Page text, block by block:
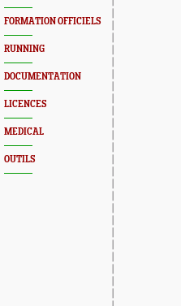
FORMATION OFFICIELS
RUNNING
DOCUMENTATION
LICENCES
MEDICAL
OUTILS